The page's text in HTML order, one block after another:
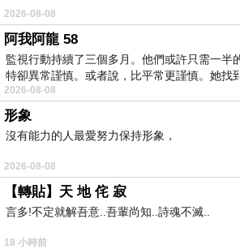
2026-08-08
阿我阿龍 58
監視行動持續了三個多月。他們或許只需一半
特卻異常謹慎。或者說，比平常更謹慎。她找
2026-08-08
形象
沒有能力的人最愛努力保持形象，
2026-08-08
【轉貼】天 地 侘 寂
言多!不定就解吾意..吾輩尚知..詩魂不滅..
18 小時前